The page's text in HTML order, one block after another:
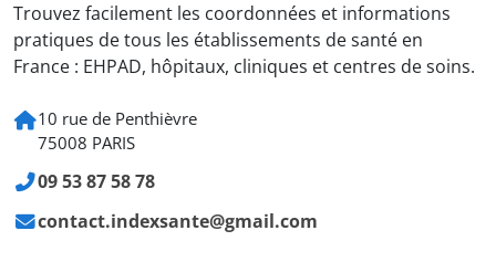
Trouvez facilement les coordonnées et informations
pratiques de tous les établissements de santé en
France : EHPAD, hôpitaux, cliniques et centres de soins.
10 rue de Penthièvre
75008 PARIS
09 53 87 58 78
contact.indexsante@gmail.com